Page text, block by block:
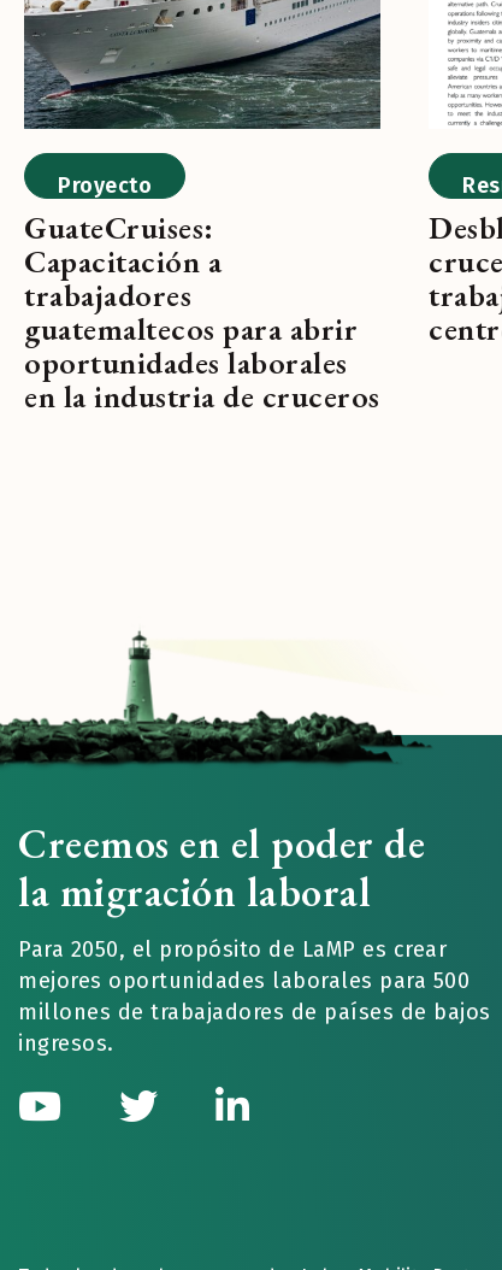
Proyecto
GuateCruises:
Capacitación a
trabajadores
guatemaltecos para abrir
oportunidades laborales
en la industria de cruceros
Creemos en el poder de
la migración laboral
Para 2050, el propósito de LaMP es crear
mejores oportunidades laborales para 500
millones de trabajadores de países de bajos
ingresos.